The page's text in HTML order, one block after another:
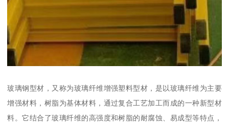
玻璃钢型材，又称为玻璃纤维增强塑料型材，是以玻璃纤维为主要
增强材料，树脂为基体材料，通过复合工艺加工而成的一种新型材
料。它结合了玻璃纤维的高强度和树脂的耐腐蚀、易成型等特点，